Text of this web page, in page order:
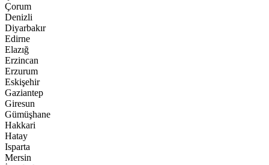
Çorum
Denizli
Diyarbakır
Edirne
Elazığ
Erzincan
Erzurum
Eskişehir
Gaziantep
Giresun
Gümüşhane
Hakkari
Hatay
Isparta
Mersin